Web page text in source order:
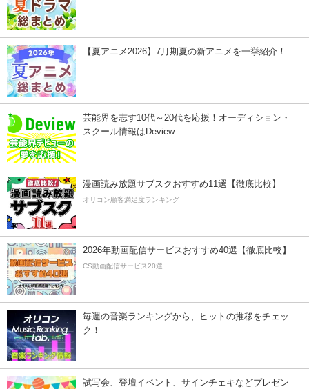
【夏アニメ2026】7月期夏の新アニメを一挙紹介！
芸能界を志す10代～20代を応援！オーディション・
スクール情報はDeview
漫画読み放題サブスクおすすめ11選【徹底比較】
オリコン顧客満足度ランキング
2026年動画配信サービスおすすめ40選【徹底比較】
CS動画配信サービス20選
毎週の音楽ランキングから、ヒットの推移をチェッ
ク！
試写会、登壇イベント、サインチェキなどプレゼン